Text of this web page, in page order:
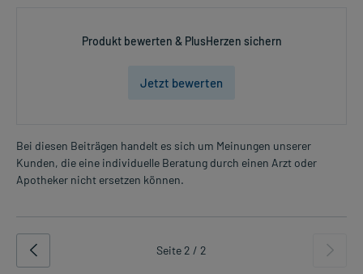
Produkt bewerten & PlusHerzen sichern
Jetzt bewerten
Bei diesen Beiträgen handelt es sich um Meinungen unserer
Kunden, die eine individuelle Beratung durch einen Arzt oder
Apotheker nicht ersetzen können.
Seite 2 / 2